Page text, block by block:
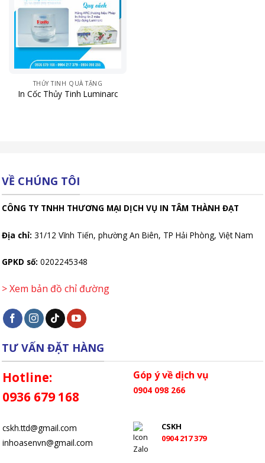
THỦY TINH QUÀ TẶNG
In Cốc Thủy Tinh Luminarc
VỀ CHÚNG TÔI
CÔNG TY TNHH THƯƠNG MẠI DỊCH VỤ IN TÂM THÀNH ĐẠT
Địa chỉ: 31/12 Vĩnh Tiến, phường An Biên, TP Hải Phòng, Việt Nam
GPKD số: 0202245348
> Xem bản đồ chỉ đường
TƯ VẤN ĐẶT HÀNG
Hotline:
0936 679 168
Góp ý về dịch vụ
0904 098 266
cskh.ttd@gmail.com
inhoasenvn@gmail.com
CSKH
0904 217 379